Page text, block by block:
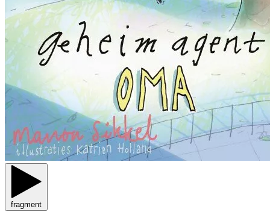
fragment